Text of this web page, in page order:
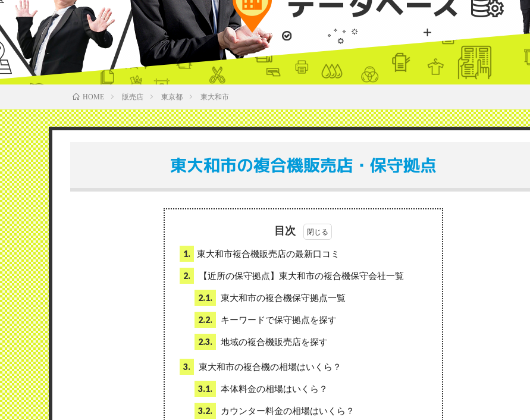
HOME 販売店 東京都 東大和市
東大和市の複合機販売店・保守拠点
目次
1. 東大和市複合機販売店の最新口コミ
2. 【近所の保守拠点】東大和市の複合機保守会社一覧
2.1. 東大和市の複合機保守拠点一覧
2.2. キーワードで保守拠点を探す
2.3. 地域の複合機販売店を探す
3. 東大和市の複合機の相場はいくら？
3.1. 本体料金の相場はいくら？
3.2. カウンター料金の相場はいくら？